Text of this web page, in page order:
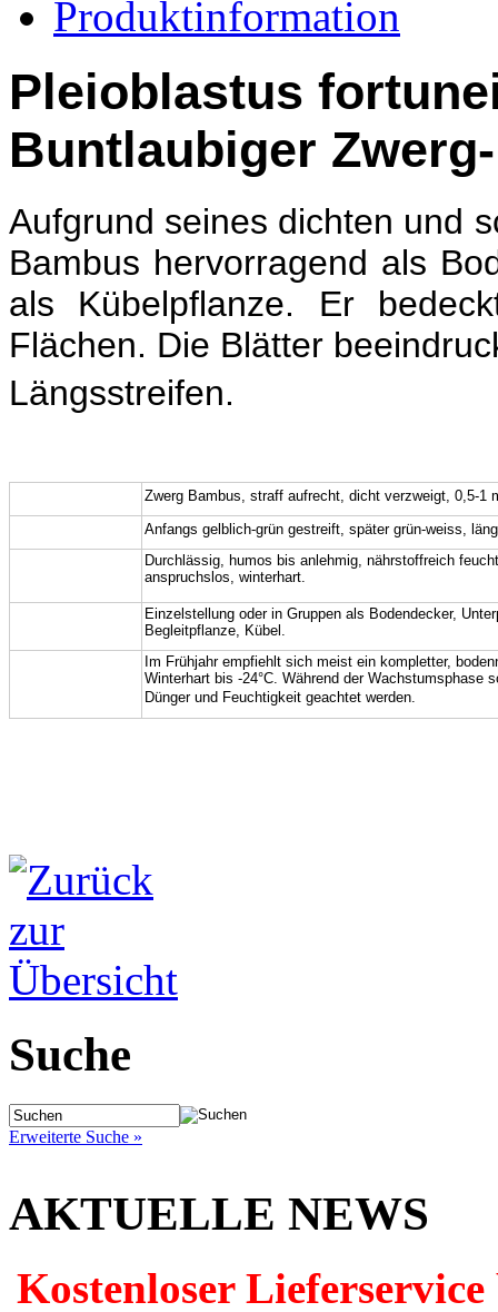
Produktinformation
Pleioblastus
Buntlaubiger
Aufgrund seines dichten und
Bambus hervorragend als
als Kübelpflanze. Er
Flächen. Die Blätter
Längsstreifen.
Zwerg Bambus, straff aufrecht, dicht verzweigt, 0,5-1
Anfangs gelblich-grün gestreift, später grün-weiss, l
Durchlässig, humos bis anlehmig, nährstoffreich
anspruchslos, winterhart.
Einzelstellung oder in Gruppen als Bodendecker,
Begleitpflanze, Kübel.
Im Frühjahr empfiehlt sich meist ein kompletter,
Winterhart bis -24°C. Während der Wachstumsphase
Dünger und Feuchtigkeit geachtet werden.
Suche
Erweiterte Suche »
AKTUELLE NEWS
Kostenloser